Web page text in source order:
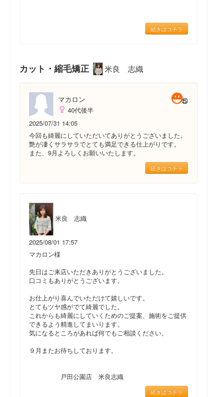
続きはコチラ
カット・縮毛矯正 米良 志織
マカロン
40代後半
2025/07/31 14:05
今回も綺麗にしていただいてありがとうございました。
艶が凄くサラサラでとても満足できる仕上がりです。
また、9月よろしくお願いいたします。
続きはコチラ
米良 志織
2025/08/01 17:57
マカロン様
先日はご来店いただきありがとうございました。
口コミもありがとうございます。
お仕上がり喜んでいただけて嬉しいです。
とてもツヤ感がでて綺麗でした。
これからも綺麗にしていくためのご提案、施術をご提供
できるよう精進してまいります。
気になるところがあれば何でもご相談ください。
９月またお待ちしております。
戸田公園店 米良志織
続きはコチラ